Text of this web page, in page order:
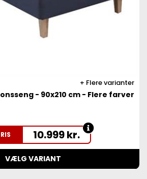
Flere varianter
- 90x210 cm - Flere farver
10.999kr.
VÆLG VARIANT